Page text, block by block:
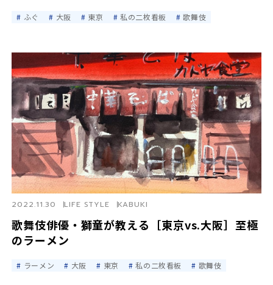
ふぐ 大阪 東京 私の二枚看板 歌舞伎
歌舞伎俳優・獅童が教える［東京vs.大阪］至極
のラーメン
2022.11.30 LIFE STYLE KABUKI
ラーメン 大阪 東京 私の二枚看板 歌舞伎